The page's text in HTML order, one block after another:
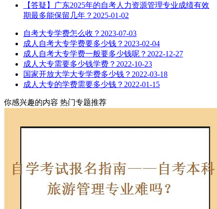
【答疑】广东2025年的自考人力资源管理专业成绩有效
期最多能保留几年？ 2025-01-02
自考大专学费怎么收？ 2023-07-03
成人自考大专学费要多少钱？ 2023-02-04
成人自考大专学费一般要多少钱呢？ 2022-12-27
成人大专需要多少钱学费？ 2022-10-23
国家开放大学大专学费多少钱？ 2022-03-18
成人大专的学费需要多少钱？ 2022-01-15
你感兴趣的内容 热门专题推荐